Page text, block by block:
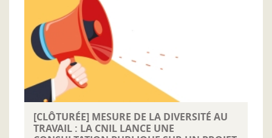
[CLÔTURÉE] MESURE DE LA DIVERSITÉ AU
TRAVAIL : LA CNIL LANCE UNE